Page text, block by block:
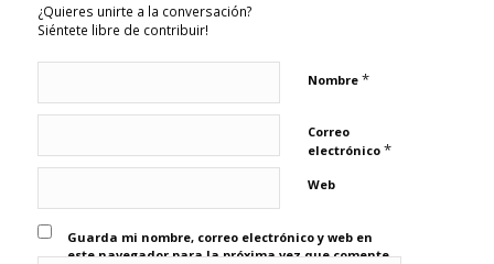
¿Quieres unirte a la conversación?
Siéntete libre de contribuir!
Nombre *
Correo
electrónico *
Web
Guarda mi nombre, correo electrónico y web en
este navegador para la próxima vez que comente.